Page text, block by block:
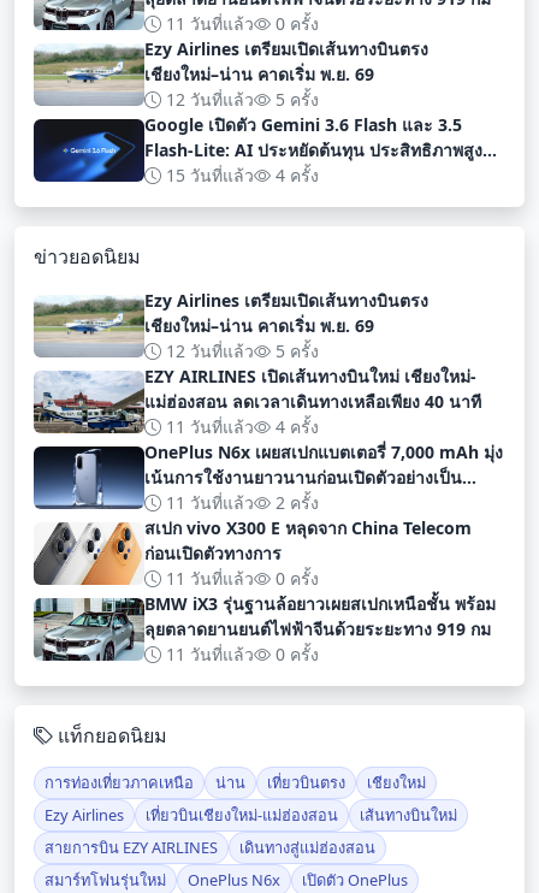
11 วันที่แล้ว
0 ครั้ง
Ezy Airlines เตรียมเปิดเส้นทางบินตรง
เชียงใหม่–น่าน คาดเริ่ม พ.ย. 69
12 วันที่แล้ว
5 ครั้ง
Google เปิดตัว Gemini 3.6 Flash และ 3.5
Flash-Lite: AI ประหยัดต้นทุน ประสิทธิภาพสูง
สำหรับนักพัฒนา
15 วันที่แล้ว 4 ครั้ง
ข่าวยอดนิยม
Ezy Airlines เตรียมเปิดเส้นทางบินตรง
เชียงใหม่–น่าน คาดเริ่ม พ.ย. 69
12 วันที่แล้ว
5 ครั้ง
EZY AIRLINES เปิดเส้นทางบินใหม่ เชียงใหม่-
แม่ฮ่องสอน ลดเวลาเดินทางเหลือเพียง 40 นาที
11 วันที่แล้ว
4 ครั้ง
OnePlus N6x เผยสเปกแบตเตอรี่ 7,000 mAh มุ่ง
เน้นการใช้งานยาวนานก่อนเปิดตัวอย่างเป็น
ทางการ
11 วันที่แล้ว
2 ครั้ง
สเปก vivo X300 E หลุดจาก China Telecom
ก่อนเปิดตัวทางการ
11 วันที่แล้ว
0 ครั้ง
BMW iX3 รุ่นฐานล้อยาวเผยสเปกเหนือชั้น พร้อม
ลุยตลาดยานยนต์ไฟฟ้าจีนด้วยระยะทาง 919 กม
11 วันที่แล้ว
0 ครั้ง
แท็กยอดนิยม
การท่องเที่ยวภาคเหนือ น่าน เที่ยวบินตรง
เชียงใหม่
Ezy Airlines
เที่ยวบินเชียงใหม่-แม่ฮ่องสอน
เส้นทางบินใหม่
สายการบิน EZY AIRLINES
เดินทางสู่แม่ฮ่องสอน
สมาร์ทโฟนรุ่นใหม่
OnePlus N6x
เปิดตัว OnePlus